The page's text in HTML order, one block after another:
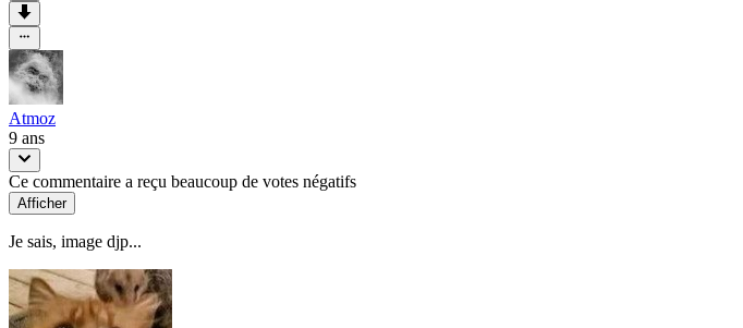
Atmoz
9 ans
Ce commentaire a reçu beaucoup de votes négatifs
Afficher
Je sais, image djp...